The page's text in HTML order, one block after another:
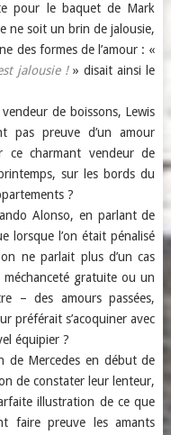
pour le baquet de Mark
ne soit un brin de jalousie,
des formes de l’amour : «
jalousie !» disait ainsi le
de boissons, Lewis
pas preuve d’un amour
ce charmant vendeur de
sur les bords du
?
Alonso, en parlant de
lorsque l’on était pénalisé
ne parlait plus d’un cas
gratuite ou un
– des amours passées,
préférait s’acoquiner avec
équipier ?
de Mercedes en début de
de constater leur lenteur,
illustration de ce que
faire preuve les amants